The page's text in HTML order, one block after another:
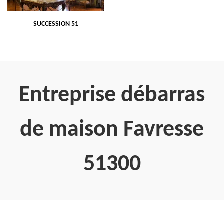
SUCCESSION 51
Entreprise débarras
de maison Favresse
51300